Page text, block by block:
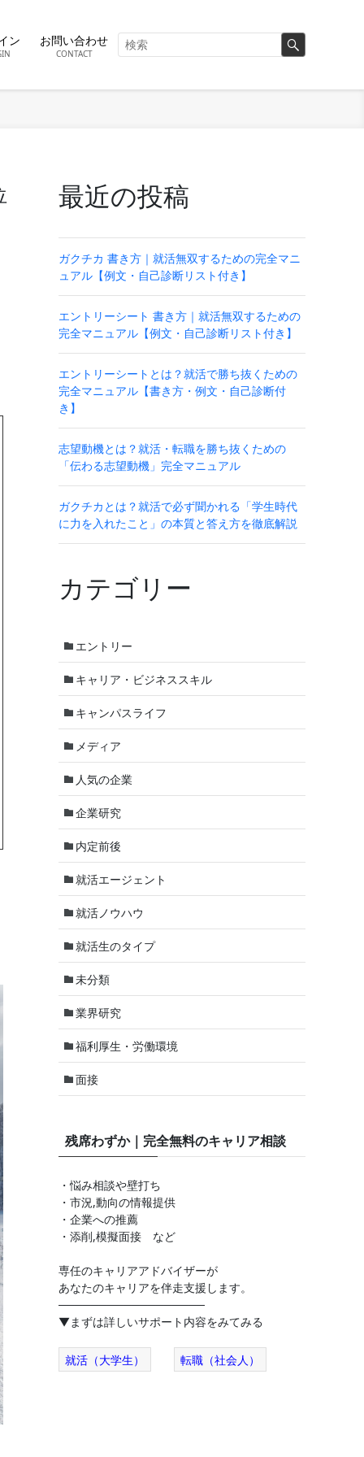
ン お問い合わせ
CONTACT
最近の投稿
ガクチカ 書き方｜就活無双するための完全マニ
ュアル【例文・自己診断リスト付き】
エントリーシート 書き方｜就活無双するための
完全マニュアル【例文・自己診断リスト付き】
エントリーシートとは？就活で勝ち抜くための
完全マニュアル【書き方・例文・自己診断付
き】
志望動機とは？就活・転職を勝ち抜くための
「伝わる志望動機」完全マニュアル
ガクチカとは？就活で必ず聞かれる「学生時代
に力を入れたこと」の本質と答え方を徹底解説
カテゴリー
エントリー
キャリア・ビジネススキル
キャンパスライフ
メディア
人気の企業
企業研究
内定前後
就活エージェント
就活ノウハウ
就活生のタイプ
未分類
業界研究
福利厚生・労働環境
面接
残席わずか｜完全無料のキャリア相談
・悩み相談や壁打ち
・市況,動向の情報提供
・企業への推薦
・添削,模擬面接 など
専任のキャリアアドバイザーが
あなたのキャリアを伴走支援します。
──────────────────
▼まずは詳しいサポート内容をみてみる
就活（大学生） 転職（社会人）